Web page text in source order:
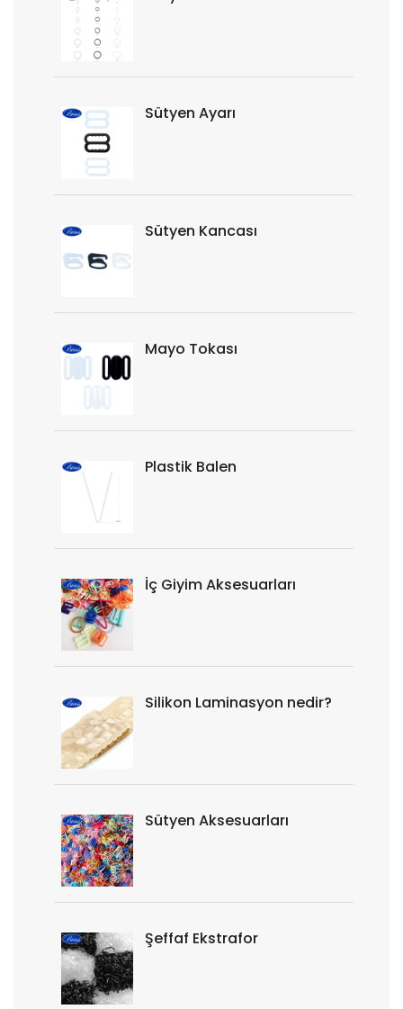
Sütyen Ayarı
Sütyen Kancası
Mayo Tokası
Plastik Balen
İç Giyim Aksesuarları
Silikon Laminasyon nedir?
Sütyen Aksesuarları
Şeffaf Ekstrafor